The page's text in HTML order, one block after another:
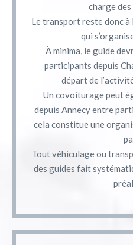
charge
Le transport reste donc
qui
À minima, le guide
participants depuis
départ de
Un covoiturage peut
depuis Annecy entre
cela constitue une
Tout véhiculage ou
des guides fait